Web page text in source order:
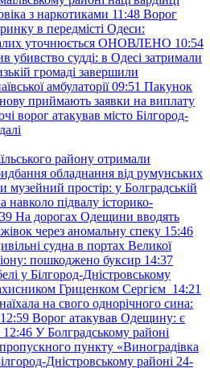
з наркотиками 11:48 Ворог
в передмісті Одеси:
уточнюється ОНОВЛЕНО 10:54
убивство судді: в Одесі затримали
громаді завершили
амбулаторії 09:51 Пакунок
приймають заявки на виплату
ворог атакував місто Білгород-
району отримали
обладнання від румунських
музейний простір: у Болградській
навколо підвалу історико-
На дорогах Одещини вводять
через аномальну спеку 15:46
судна в портах Великої
пошкоджено буксир 14:37
у Білгород-Дністровському
Гриценком Сергієм 14:21
на свого однорічного сина:
12:59 Ворог атакував Одещину: є
12:46 У Болградському районі
пункту «Виноградівка
Дністровському районі 24-